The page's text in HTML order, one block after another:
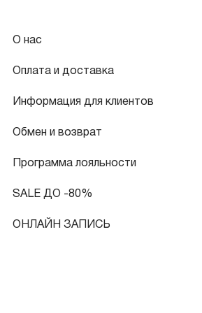
О нас
Оплата и доставка
Информация для клиентов
Обмен и возврат
Программа лояльности
SALE ДО -80%
ОНЛАЙН ЗАПИСЬ